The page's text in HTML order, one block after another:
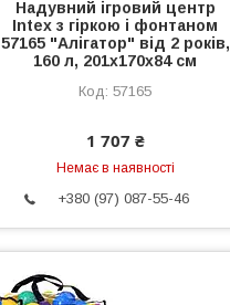
Надувний ігровий центр
Intex з гіркою і фонтаном
57165 "Алігатор" від 2 років,
160 л, 201х170х84 см
57165
1 707 ₴
Немає в наявності
+380 (97) 087-55-46